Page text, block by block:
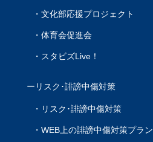
文化部応援プロジェクト
体育会促進会
スタビズLive！
リスク･誹謗中傷対策
リスク･誹謗中傷対策
WEB上の誹謗中傷対策プラン